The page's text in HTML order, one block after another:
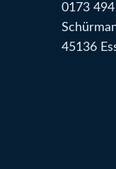
0173
45136